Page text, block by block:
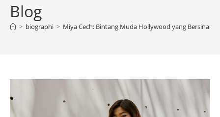
Blog
> biographi > Miya Cech: Bintang Muda Hollywood yang Bersinar